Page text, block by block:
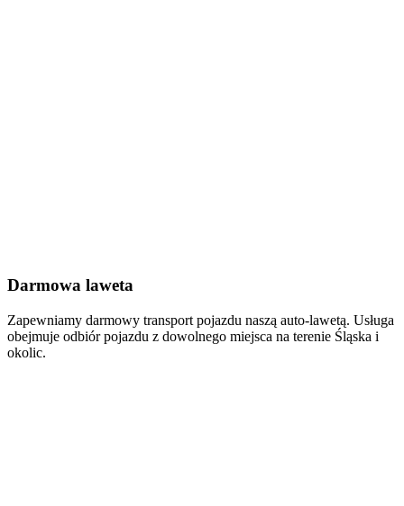
Darmowa laweta
Zapewniamy darmowy transport pojazdu naszą auto-lawetą. Usługa
obejmuje odbiór pojazdu z dowolnego miejsca na terenie Śląska i
okolic.